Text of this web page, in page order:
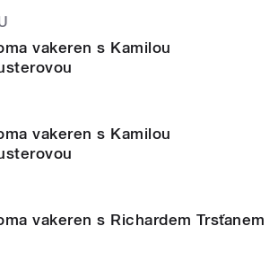
vakeren s Kamilou
vakeren s Kamilou
vakeren s Richardem Trsťanem